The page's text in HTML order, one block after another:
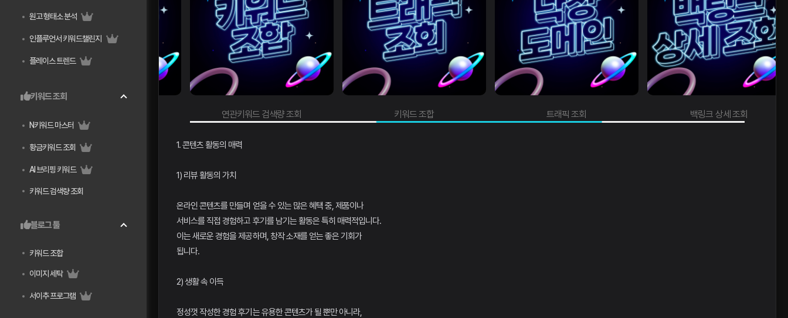
원고 형태소 분석
인플루언서 키워드챌린지
플레이스 트렌드
키워드 조회
N키워드 마스터
황금키워드 조회
AI 브리핑 키워드
키워드 검색량 조회
블로그 툴
키워드 조합
이미지 세탁
서이추 프로그램
키워드 조합 트래픽 조회 백링크 상세 조회 도메인 지수 조회
1. 콘텐츠 활동의 매력
1) 리뷰 활동의 가치
온라인 콘텐츠를 만들며 얻을 수 있는 많은 혜택 중, 제품이나
서비스를 직접 경험하고 후기를 남기는 활동은 특히 매력적입니다.
이는 새로운 경험을 제공하며, 창작 소재를 얻는 좋은 기회가
됩니다.
2) 생활 속 이득
정성껏 작성한 경험 후기는 유용한 콘텐츠가 될 뿐만 아니라,